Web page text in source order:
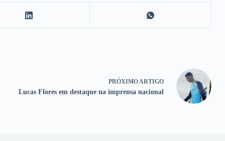
PRÓXIMO ARTIGO
Lucas Flores em destaque na imprensa nacional